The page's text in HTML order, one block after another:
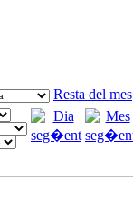
Resta del mes